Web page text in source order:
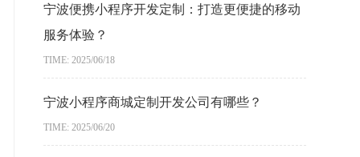
宁波便携小程序开发定制：打造更便捷的移动
服务体验？
TIME: 2025/06/18
宁波小程序商城定制开发公司有哪些？
TIME: 2025/06/20